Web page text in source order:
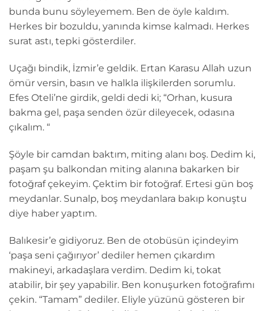
bunda bunu söyleyemem. Ben de öyle kaldım.
Herkes bir bozuldu, yanında kimse kalmadı. Herkes
surat astı, tepki gösterdiler.
Uçağı bindik, İzmir’e geldik. Ertan Karasu Allah uzun
ömür versin, basın ve halkla ilişkilerden sorumlu.
Efes Oteli’ne girdik, geldi dedi ki; “Orhan, kusura
bakma gel, paşa senden özür dileyecek, odasına
çıkalım. “
Şöyle bir camdan baktım, miting alanı boş. Dedim ki,
paşam şu balkondan miting alanına bakarken bir
fotoğraf çekeyim. Çektim bir fotoğraf. Ertesi gün boş
meydanlar. Sunalp, boş meydanlara bakıp konuştu
diye haber yaptım.
Balıkesir’e gidiyoruz. Ben de otobüsün içindeyim
‘paşa seni çağırıyor’ dediler hemen çıkardım
makineyi, arkadaşlara verdim. Dedim ki, tokat
atabilir, bir şey yapabilir. Ben konuşurken fotoğrafımı
çekin. “Tamam” dediler. Eliyle yüzünü gösteren bir